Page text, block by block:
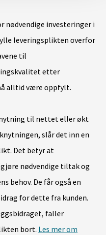
nødvendige investeringer i
leveringsplikten overfor
til
etter
alltid være oppfylt.
til nettet eller økt
slår det inn en
Det betyr at
nødvendige tiltak og
behov. De får også en
for dette fra kunden.
faller
bort. Les mer om